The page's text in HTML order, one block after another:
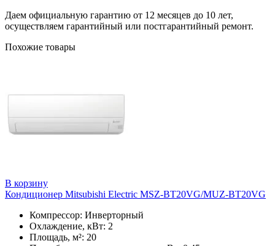
Даем официальную гарантию от 12 месяцев до 10 лет,
осуществляем гарантийный или постгарантийный ремонт.
Похожие товары
В корзину
Кондиционер Mitsubishi Electric MSZ-BT20VG/MUZ-BT20VG
Компрессор: Инверторный
Охлаждение, кВт: 2
Площадь, м²: 20